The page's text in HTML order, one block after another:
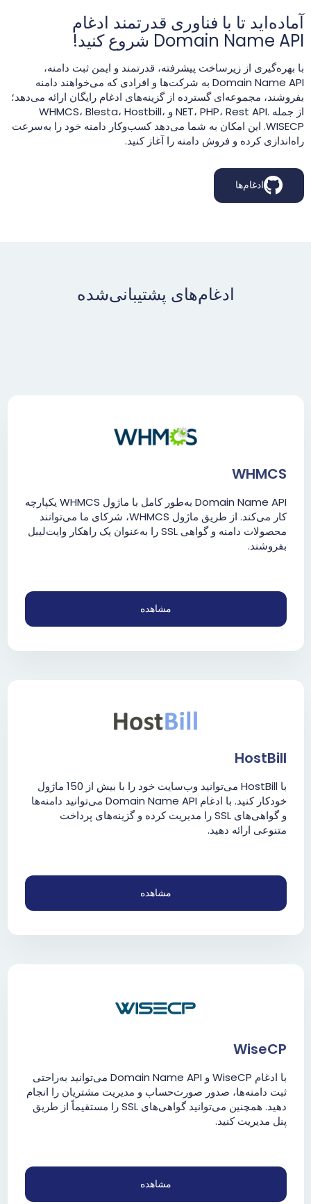
آماده‌اید تا با فناوری قدرتمند ادغام
Domain Name API شروع کنید!
با بهره‌گیری از زیرساخت پیشرفته، قدرتمند و ایمن ثبت دامنه،
Domain Name API به شرکت‌ها و افرادی که می‌خواهند دامنه
بفروشند، مجموعه‌ای گسترده از گزینه‌های ادغام رایگان ارائه می‌دهد؛
از جمله .NET، PHP، Rest API و WHMCS، Blesta، Hostbill،
WISECP. این امکان به شما می‌دهد کسب‌وکار دامنه خود را به‌سرعت
راه‌اندازی کرده و فروش دامنه را آغاز کنید.
ادغام‌ها
ادغام‌های پشتیبانی‌شده
WHMCS
Domain Name API به‌طور کامل با ماژول WHMCS یکپارچه
کار می‌کند. از طریق ماژول WHMCS، شرکای ما می‌توانند
محصولات دامنه و گواهی SSL را به‌عنوان یک راهکار وایت‌لیبل
بفروشند.
مشاهده
HostBill
با HostBill می‌توانید وب‌سایت خود را با بیش از 150 ماژول
خودکار کنید. با ادغام Domain Name API می‌توانید دامنه‌ها
و گواهی‌های SSL را مدیریت کرده و گزینه‌های پرداخت
متنوعی ارائه دهید.
مشاهده
WiseCP
با ادغام WiseCP و Domain Name API می‌توانید به‌راحتی
ثبت دامنه‌ها، صدور صورت‌حساب و مدیریت مشتریان را انجام
دهید. همچنین می‌توانید گواهی‌های SSL را مستقیماً از طریق
پنل مدیریت کنید.
مشاهده